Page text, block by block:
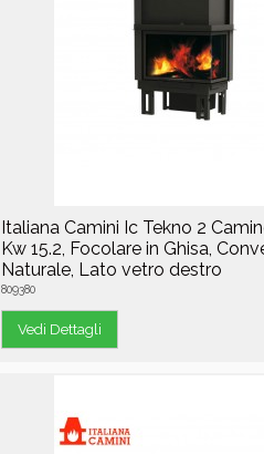
Italiana Camini Ic Tekno 2
Kw 15.2, Focolare in Ghisa,
Naturale, Lato vetro destro
809380
Vedi Dettagli